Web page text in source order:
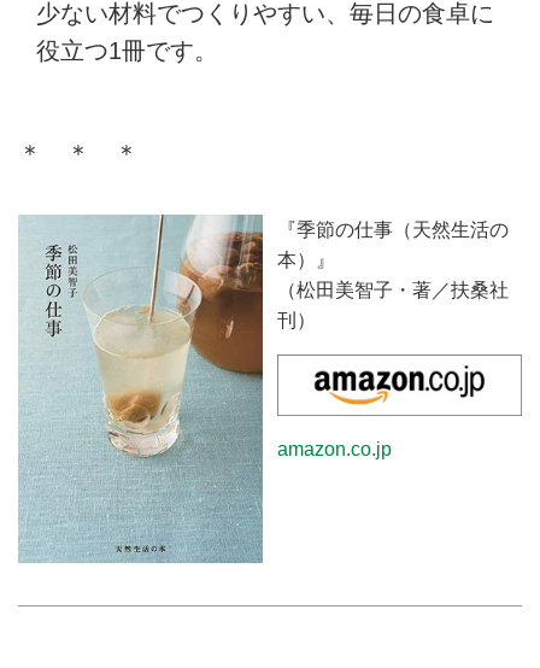
少ない材料でつくりやすい、毎日の食卓に
役立つ1冊です。
＊ ＊ ＊
『季節の仕事（天然生活の
本）』
（松田美智子・著／扶桑社
刊）
amazon.co.jp